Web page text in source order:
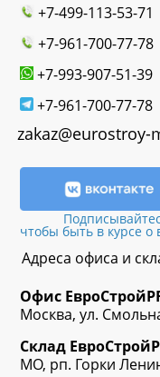
+7-499-113-53-71
+7-961-700-77-78
+7-993-907-51-39
+7-961-700-77-78
zakaz@eurostroy-
чтобы быть в курсе о
Адреса офиса и
Офис ЕвроСтрой
Москва, ул.
Склад ЕвроСтрой
МО, рп. Горки